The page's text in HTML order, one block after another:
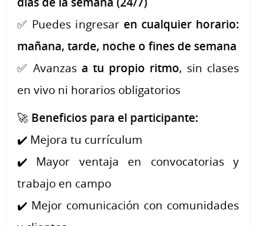
✅ Puedes ingresar en cualquier horario:
mañana, tarde, noche o fines de semana
✅ Avanzas a tu propio ritmo, sin clases
en vivo ni horarios obligatorios
🚀 Beneficios para el participante:
✔️ Mejora tu currículum
✔️ Mayor ventaja en convocatorias y
trabajo en campo
✔️ Mejor comunicación con comunidades